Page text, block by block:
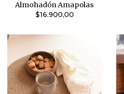
Almohadón Amapolas
$16.900,00